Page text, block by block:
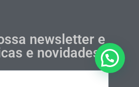
newsletter e
e novidades
Quer alguma ajuda?